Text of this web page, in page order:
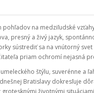
pohľadov na medziľudské
presný a živý jazyk,
sústrediť sa na vnútorný
priam ochromí nejasná
štýlu, suverénne a
Bratislavy dokresľuje
životnými